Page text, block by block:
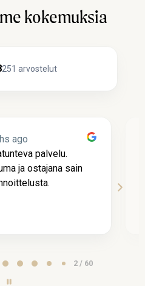
kokemuksia
251 arvostelut
ago
palvelu.
ja ostajana sain
2 / 60